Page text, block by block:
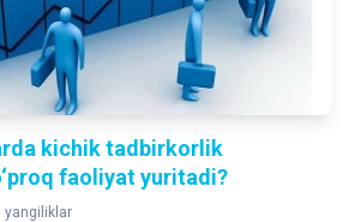
kichik tadbirkorlik
faoliyat yuritadi?
yangiliklar